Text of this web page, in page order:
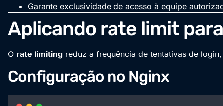
Garante exclusividade de acesso à equipe
Aplicando rate limit
O rate limiting reduz a frequência de tentativas de
Configuração no Nginx